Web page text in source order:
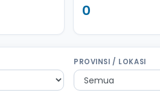
0
PROVINSI / LOKASI